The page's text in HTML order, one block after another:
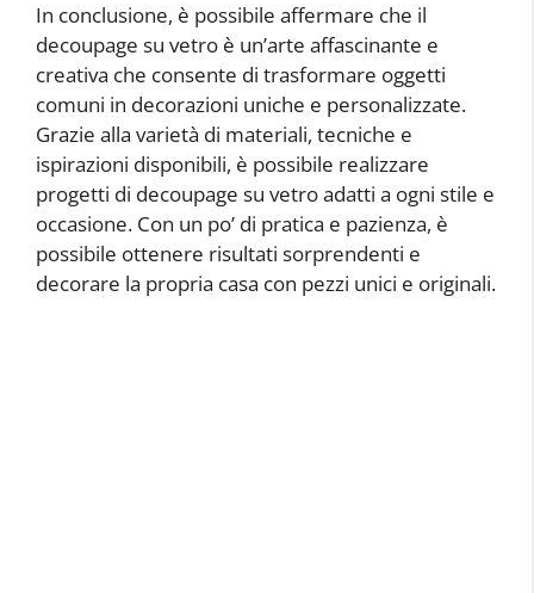
In conclusione, è possibile affermare che il
decoupage su vetro è un’arte affascinante e
creativa che consente di trasformare oggetti
comuni in decorazioni uniche e personalizzate.
Grazie alla varietà di materiali, tecniche e
ispirazioni disponibili, è possibile realizzare
progetti di decoupage su vetro adatti a ogni stile e
occasione. Con un po’ di pratica e pazienza, è
possibile ottenere risultati sorprendenti e
decorare la propria casa con pezzi unici e originali.